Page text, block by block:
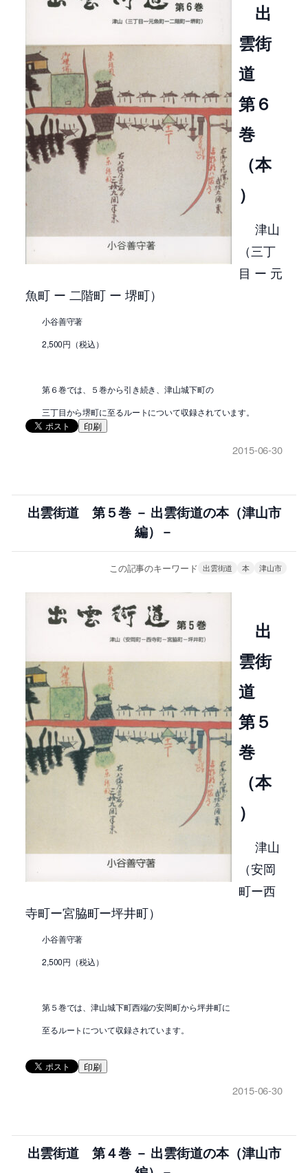
出
雲街
道
第６
巻
（本
）
津山
（三丁
目 ー 元
魚町 ー 二階町 ー 堺町）
小谷善守著
2,500円（税込）
第６巻では、５巻から引き続き、津山城下町の
三丁目から堺町に至るルートについて収録されています。
印刷
2015-06-30
出雲街道 第５巻 － 出雲街道の本（津山市
編）－
この記事のキーワード 出雲街道 本 津山市
出
雲街
道
第５
巻
（本
）
津山
（安岡
町ー西
寺町ー宮脇町ー坪井町）
小谷善守著
2,500円（税込）
第５巻では、津山城下町西端の安岡町から坪井町に
至るルートについて収録されています。
印刷
2015-06-30
出雲街道 第４巻 － 出雲街道の本（津山市